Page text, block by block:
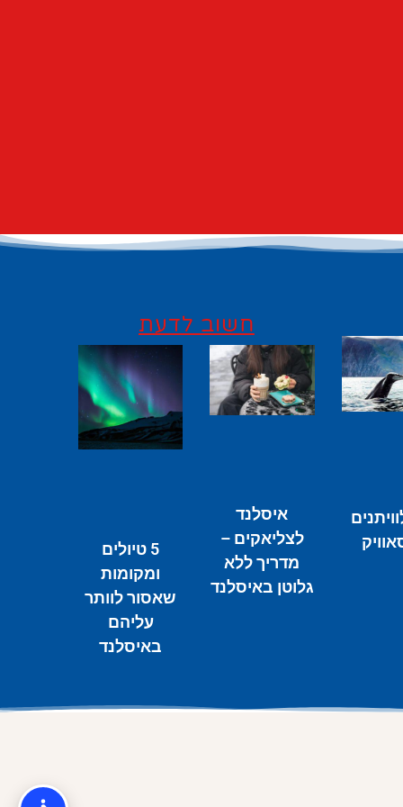
חשוב לדעת
איסלנד
לצליאקים –
מדריך ללא
גלוטן באיסלנד
5 טיולים
ומקומות
שאסור לוותר
עליהם
באיסלנד